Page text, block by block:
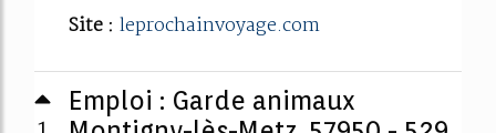
Site : leprochainvoyage.com
Emploi : Garde animaux